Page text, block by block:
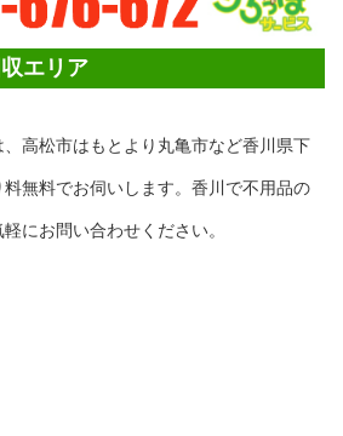
エリア
高松市はもとより丸亀市など香川県下
無料でお伺いします。香川で不用品の
にお問い合わせください。